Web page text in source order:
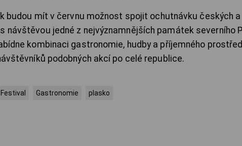
budou mít v červnu možnost spojit ochutnávku českých a
návštěvou jedné z nejvýznamnějších památek severního
kombinaci gastronomie, hudby a příjemného
podobných akcí po celé republice.
Festival Gastronomie plasko